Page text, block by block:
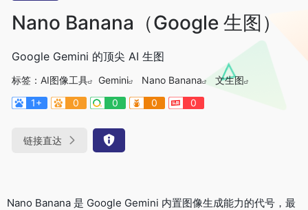
Nano Banana（Google 生图）
Google Gemini 的顶尖 AI 生图
标签： AI图像工具 Gemini Nano Banana
文生图
1+
0 0 0 0
链接直达
Nano Banana 是 Google Gemini 内置图像生成能力的代号，最